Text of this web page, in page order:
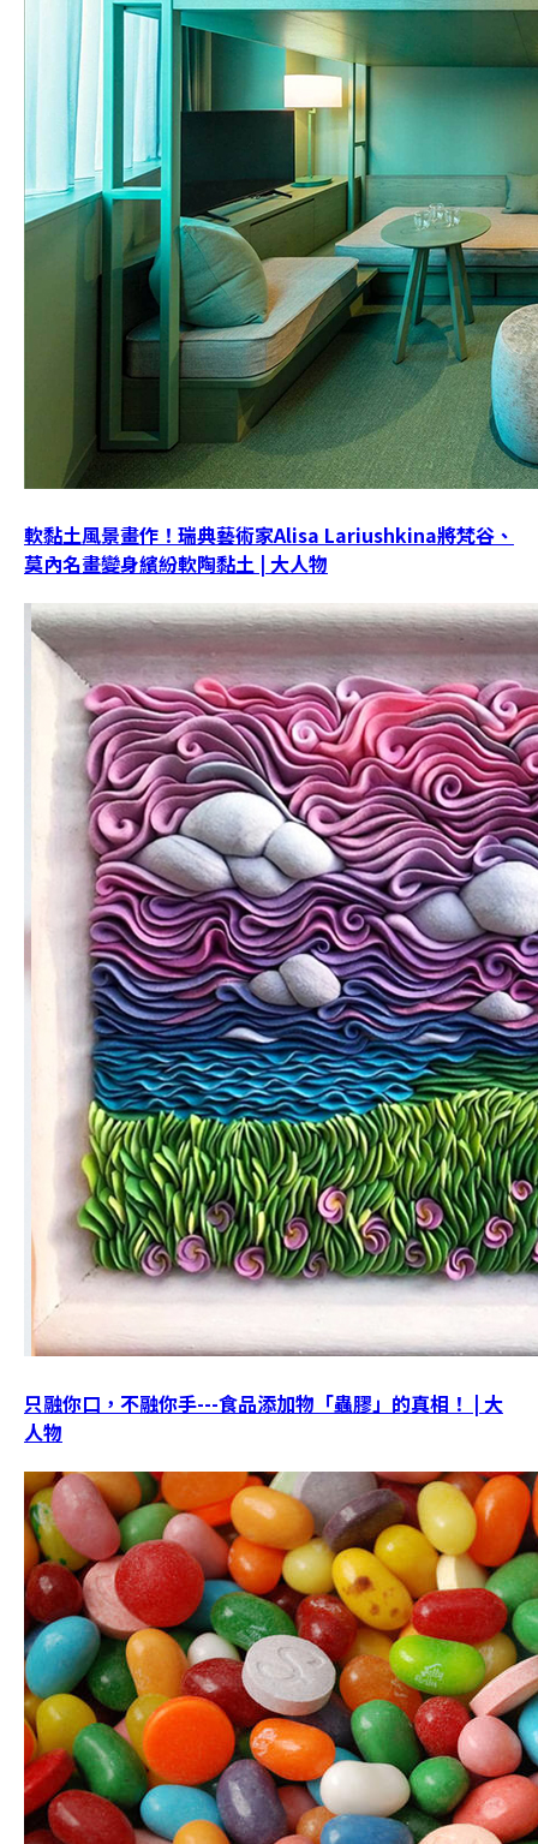
軟黏土風景畫作！瑞典藝術家Alisa Lariushkina將梵谷、
莫內名畫變身繽紛軟陶黏土 | 大人物
只融你口，不融你手---食品添加物「蟲膠」的真相！ | 大
人物